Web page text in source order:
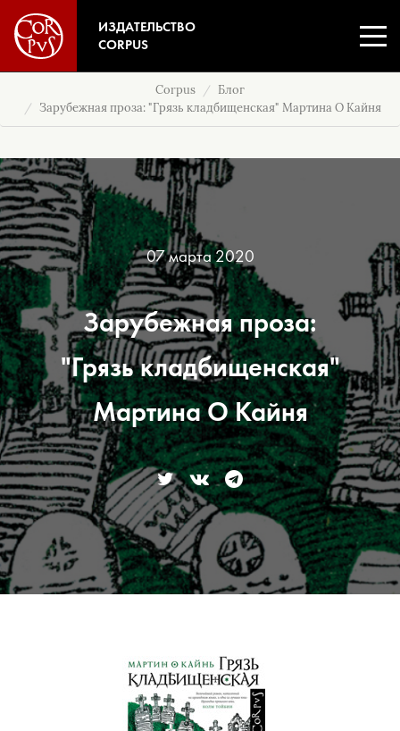
ИЗДАТЕЛЬСТВО
CORPUS
Corpus
Блог
Зарубежная проза: "Грязь кладбищенская" Мартина О Кайня
07 марта 2020
Зарубежная проза:
"Грязь кладбищенская"
Мартина О Кайня